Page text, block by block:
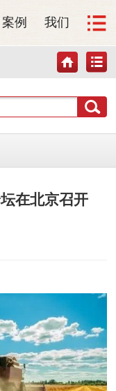
案例 我们
在北京召开